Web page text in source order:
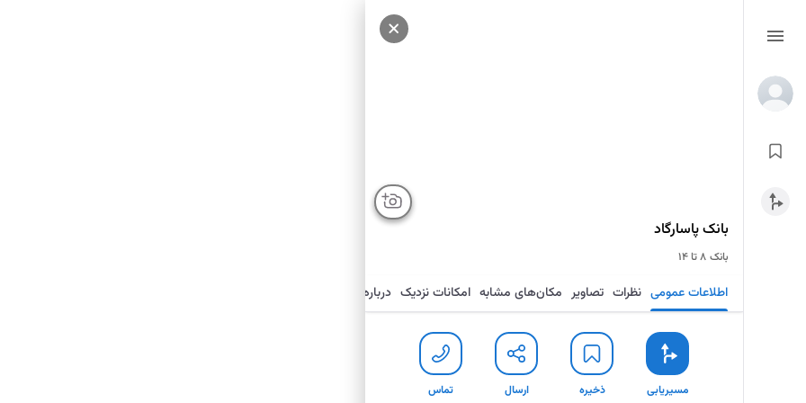
بانک پاسارگاد
بانک ۸ تا ۱۴
اطلاعات عمومی نظرات تصاویر مکان‌های مشابه امکانات نزدیک درباره
مسیریابی ذخیره ارسال تماس